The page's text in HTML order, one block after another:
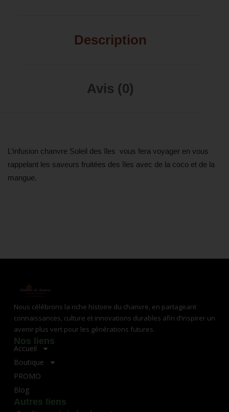
Description
Avis (0)
L’infusion chanvre Soleil des îles vous fera voyager en vous
rappelant les saveurs fruitées des îles avec de la coco et de la
mangue.
Nous célébrons la riche histoire du chanvre, en partageant
connaissances, culture et innovations durables afin d’inspirer un
avenir plus vert pour les générations futures.
Nos liens
Accueil
Boutique
PROMO
Blog
Autres liens